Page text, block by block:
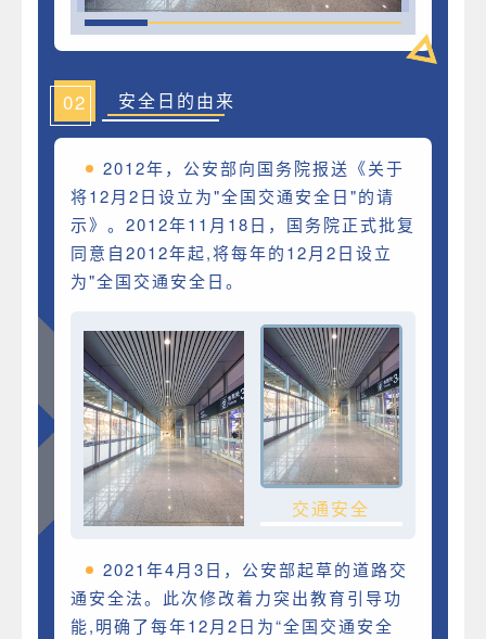
02 安全日的由来
2012年，公安部向国务院报送《关于
将12月2日设立为"全国交通安全日"的请
示》。2012年11月18日，国务院正式批复
同意自2012年起,将每年的12月2日设立
为"全国交通安全日。
交通安全
2021年4月3日，公安部起草的道路交
通安全法。此次修改着力突出教育引导功
能,明确了每年12月2日为“全国交通安全